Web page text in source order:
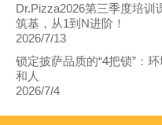
Dr.Pizza2026第三季度培训
筑基，从1到N进阶！
2026/7/13
锁定披萨品质的“4把锁”：
和人
2026/7/4